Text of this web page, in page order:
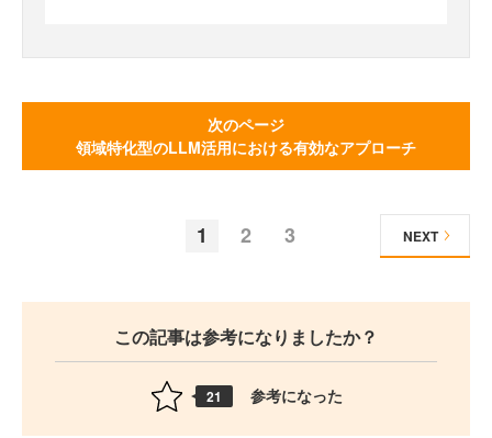
次のページ
領域特化型のLLM活用における有効なアプローチ
1 2 3 NEXT
この記事は参考になりましたか？
21 参考になった